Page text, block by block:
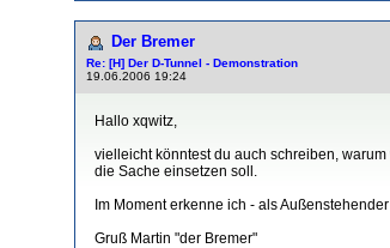
Der Bremer
Re: [H] Der D-Tunnel - Demonstration
19.06.2006 19:24
Hallo xqwitz,
vielleicht könntest du auch schreiben,
die Sache einsetzen soll.
Im Moment erkenne ich - als
Gruß Martin "der Bremer"